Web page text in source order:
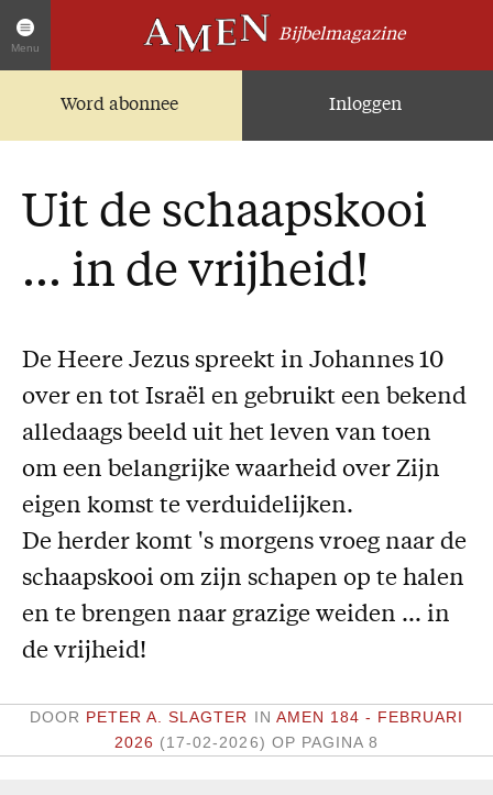
Menu
Bijbelmagazine
Word abonnee Inloggen
Artikelen
Zoek in alle artikelen
Twitter
Facebook
Over AMEN
Missie
Service
Adreswijziging
Nabestellen
En verder
Uit de schaapskooi
... in de vrijheid!
De Heere Jezus spreekt in Johannes 10
over en tot Israël en gebruikt een bekend
alledaags beeld uit het leven van toen
om een belangrijke waarheid over Zijn
eigen komst te verduidelijken.
De herder komt 's morgens vroeg naar de
schaapskooi om zijn schapen op te halen
en te brengen naar grazige weiden … in
de vrijheid!
DOOR PETER A. SLAGTER IN AMEN 184 - FEBRUARI
2026 (17-02-2026) OP PAGINA 8